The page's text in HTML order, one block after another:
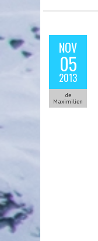
NOV
05
2013
de
Maximilien